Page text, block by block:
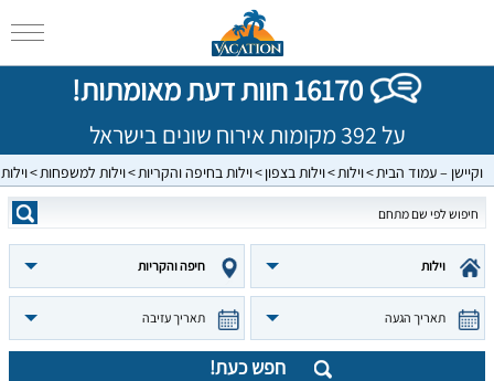
16170 חוות דעת מאומתות!
על 392 מקומות אירוח שונים בישראל
וקיישן – עמוד הבית וילות וילות בצפון וילות בחיפה והקריות וילות למשפחות
וילות חיפה והקריות
תאריך הגעה תאריך עזיבה
חפש כעת!